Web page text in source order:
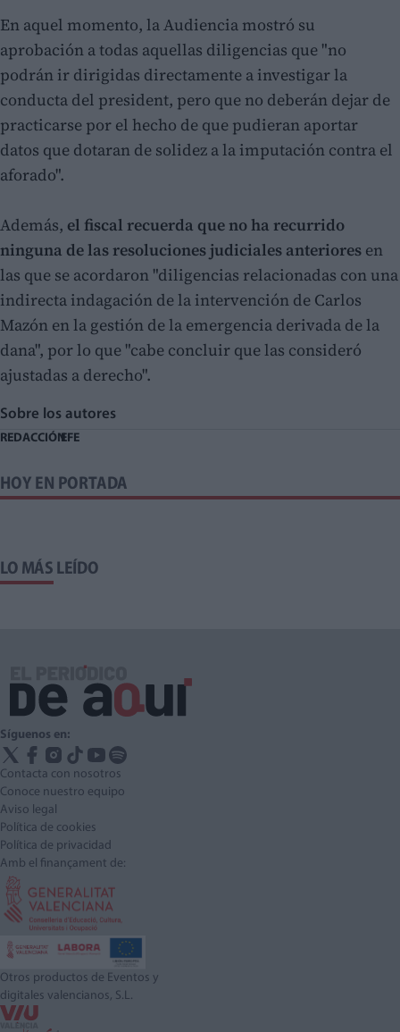
En aquel momento, la Audiencia mostró su
aprobación a todas aquellas diligencias que "no
podrán ir dirigidas directamente a investigar la
conducta del president, pero que no deberán dejar de
practicarse por el hecho de que pudieran aportar
datos que dotaran de solidez a la imputación contra el
aforado".
Además, el fiscal recuerda que no ha recurrido
ninguna de las resoluciones judiciales anteriores en
las que se acordaron "diligencias relacionadas con una
indirecta indagación de la intervención de Carlos
Mazón en la gestión de la emergencia derivada de la
dana", por lo que "cabe concluir que las consideró
ajustadas a derecho".
Sobre los autores
REDACCIÓNEFE
HOY EN PORTADA
LO MÁS LEÍDO
Síguenos en:
Contacta con nosotros
Conoce nuestro equipo
Aviso legal
Política de cookies
Política de privacidad
Amb el finançament de:
Otros productos de Eventos y
digitales valencianos, S.L.